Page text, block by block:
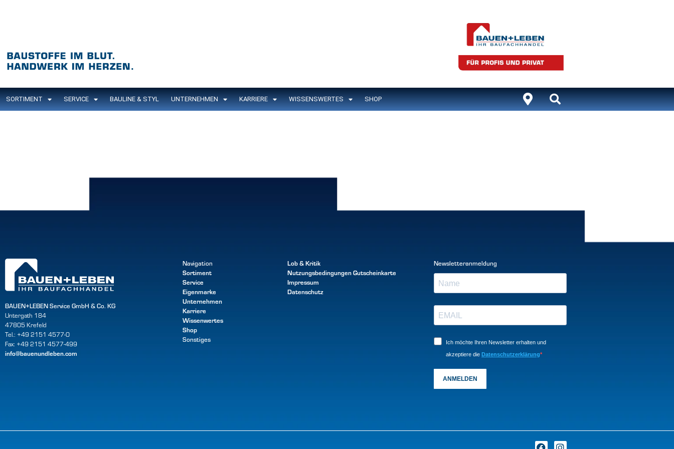
SORTIMENT SERVICE BAULINE & STYL UNTERNEHMEN KARRIERE WISSENSWERTES SHOP
BAUEN+LEBEN Service GmbH & Co. KG
Untergath 184
47805 Krefeld
Tel.: +49 2151 4577-0
Fax: +49 2151 4577-499
info@bauenundleben.com
Navigation
Sortiment
Service
Eigenmarke
Unternehmen
Karriere
Wissenwertes
Shop
Sonstiges
Lob & Kritik
NutzungsbedingungenGutscheinkarte
Impressum
Datenschutz
Newsletteranmeldung
Ich möchte Ihren Newsletter erhalten und
akzeptiere die Datenschutzerklärung
ANMELDEN